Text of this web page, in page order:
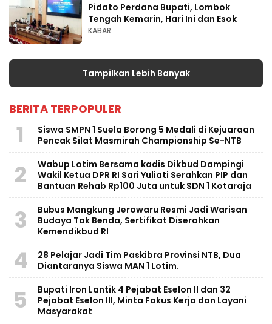
Pidato Perdana Bupati, Lombok
Tengah Kemarin, Hari Ini dan Esok
KABAR
Tampilkan Lebih Banyak
BERITA TERPOPULER
1
Siswa SMPN 1 Suela Borong 5 Medali di Kejuaraan
Pencak Silat Masmirah Championship Se-NTB
2
Wabup Lotim Bersama kadis Dikbud Dampingi
Wakil Ketua DPR RI Sari Yuliati Serahkan PIP dan
Bantuan Rehab Rp100 Juta untuk SDN 1 Kotaraja
3
Bubus Mangkung Jerowaru Resmi Jadi Warisan
Budaya Tak Benda, Sertifikat Diserahkan
Kemendikbud RI
4
28 Pelajar Jadi Tim Paskibra Provinsi NTB, Dua
Diantaranya Siswa MAN 1 Lotim.
5
Bupati Iron Lantik 4 Pejabat Eselon II dan 32
Pejabat Eselon III, Minta Fokus Kerja dan Layani
Masyarakat